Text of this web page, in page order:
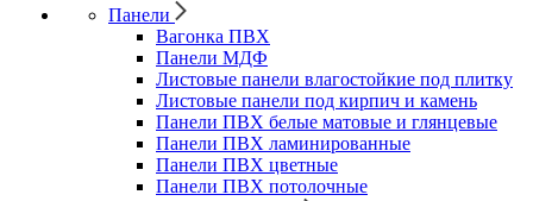
Панели
Вагонка ПВХ
Панели МДФ
Листовые панели влагостойкие под плитку
Листовые панели под кирпич и камень
Панели ПВХ белые матовые и глянцевые
Панели ПВХ ламинированные
Панели ПВХ цветные
Панели ПВХ потолочные